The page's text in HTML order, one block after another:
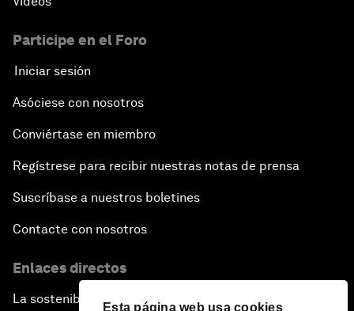
Esta página web usa cookies
Participe en el Foro
Iniciar sesión
Asóciese con nosotros
Conviértase en miembro
Regístrese para recibir nuestras notas de prensa
Suscríbase a nuestros boletines
Contacte con nosotros
Enlaces directos
La sostenibilidad en el Foro